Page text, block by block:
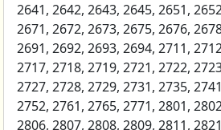
2641, 2642, 2643, 2645, 2651,
2671, 2672, 2673, 2675, 2676,
2691, 2692, 2693, 2694, 2711,
2717, 2718, 2719, 2721, 2722,
2727, 2728, 2729, 2731, 2735,
2752, 2761, 2765, 2771, 2801,
2806, 2807, 2808, 2809, 2811,